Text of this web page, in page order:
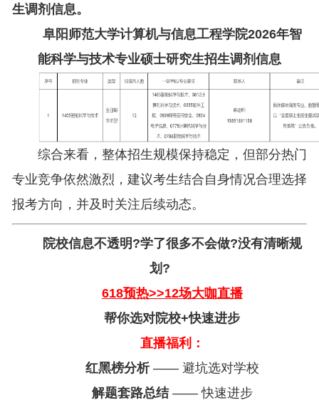
生调剂信息。
阜阳师范大学计算机与信息工程学院2026年智
能科学与技术专业硕士研究生招生调剂信息
综合来看，整体招生规模保持稳定，但部分热门
专业竞争依然激烈，建议考生结合自身情况合理选择
报考方向，并及时关注后续动态。
院校信息不透明?学了很多不会做?没有清晰规
划?
618预热>>12场大咖直播
帮你选对院校+快速进步
直播福利：
红黑榜分析—— 避坑选对学校
解题套路总结—— 快速进步